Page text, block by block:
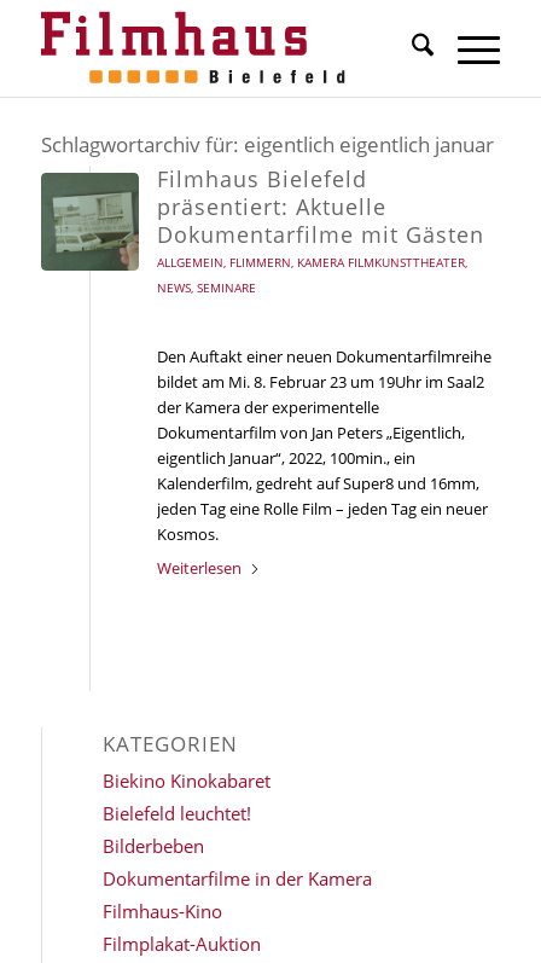
Schlagwortarchiv für: eigentlich eigentlich januar
Filmhaus Bielefeld
präsentiert: Aktuelle
Dokumentarfilme mit Gästen
ALLGEMEIN, FLIMMERN, KAMERA FILMKUNSTTHEATER,
NEWS, SEMINARE
Den Auftakt einer neuen Dokumentarfilmreihe
bildet am Mi. 8. Februar 23 um 19Uhr im Saal2
der Kamera der experimentelle
Dokumentarfilm von Jan Peters „Eigentlich,
eigentlich Januar“, 2022, 100min., ein
Kalenderfilm, gedreht auf Super8 und 16mm,
jeden Tag eine Rolle Film – jeden Tag ein neuer
Kosmos.
Weiterlesen
KATEGORIEN
Biekino Kinokabaret
Bielefeld leuchtet!
Bilderbeben
Dokumentarfilme in der Kamera
Filmhaus-Kino
Filmplakat-Auktion